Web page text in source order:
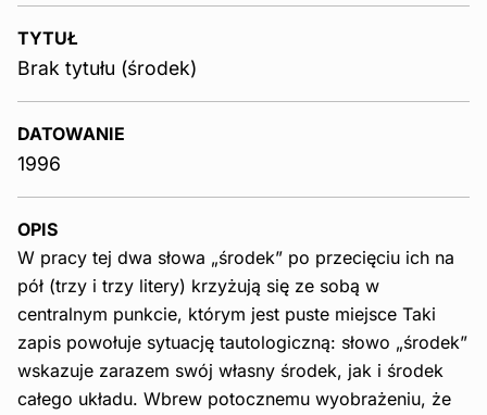
TYTUŁ
Brak tytułu (środek)
DATOWANIE
1996
OPIS
W pracy tej dwa słowa „środek” po przecięciu ich na
pół (trzy i trzy litery) krzyżują się ze sobą w
centralnym punkcie, którym jest puste miejsce Taki
zapis powołuje sytuację tautologiczną: słowo „środek”
wskazuje zarazem swój własny środek, jak i środek
całego układu. Wbrew potocznemu wyobrażeniu, że